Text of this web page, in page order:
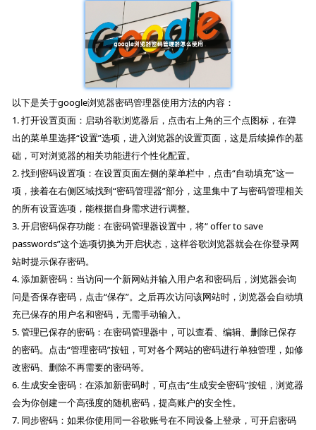
以下是关于google浏览器密码管理器使用方法的内容：
1. 打开设置页面：启动谷歌浏览器后，点击右上角的三个点图标，在弹
出的菜单里选择“设置”选项，进入浏览器的设置页面，这是后续操作的基
础，可对浏览器的相关功能进行个性化配置。
2. 找到密码设置项：在设置页面左侧的菜单栏中，点击“自动填充”这一
项，接着在右侧区域找到“密码管理器”部分，这里集中了与密码管理相关
的所有设置选项，能根据自身需求进行调整。
3. 开启密码保存功能：在密码管理器设置中，将“ offer to save
passwords”这个选项切换为开启状态，这样谷歌浏览器就会在你登录网
站时提示保存密码。
4. 添加新密码：当访问一个新网站并输入用户名和密码后，浏览器会询
问是否保存密码，点击“保存”。之后再次访问该网站时，浏览器会自动填
充已保存的用户名和密码，无需手动输入。
5. 管理已保存的密码：在密码管理器中，可以查看、编辑、删除已保存
的密码。点击“管理密码”按钮，可对各个网站的密码进行单独管理，如修
改密码、删除不再需要的密码等。
6. 生成安全密码：在添加新密码时，可点击“生成安全密码”按钮，浏览器
会为你创建一个高强度的随机密码，提高账户的安全性。
7. 同步密码：如果你使用同一谷歌账号在不同设备上登录，可开启密码